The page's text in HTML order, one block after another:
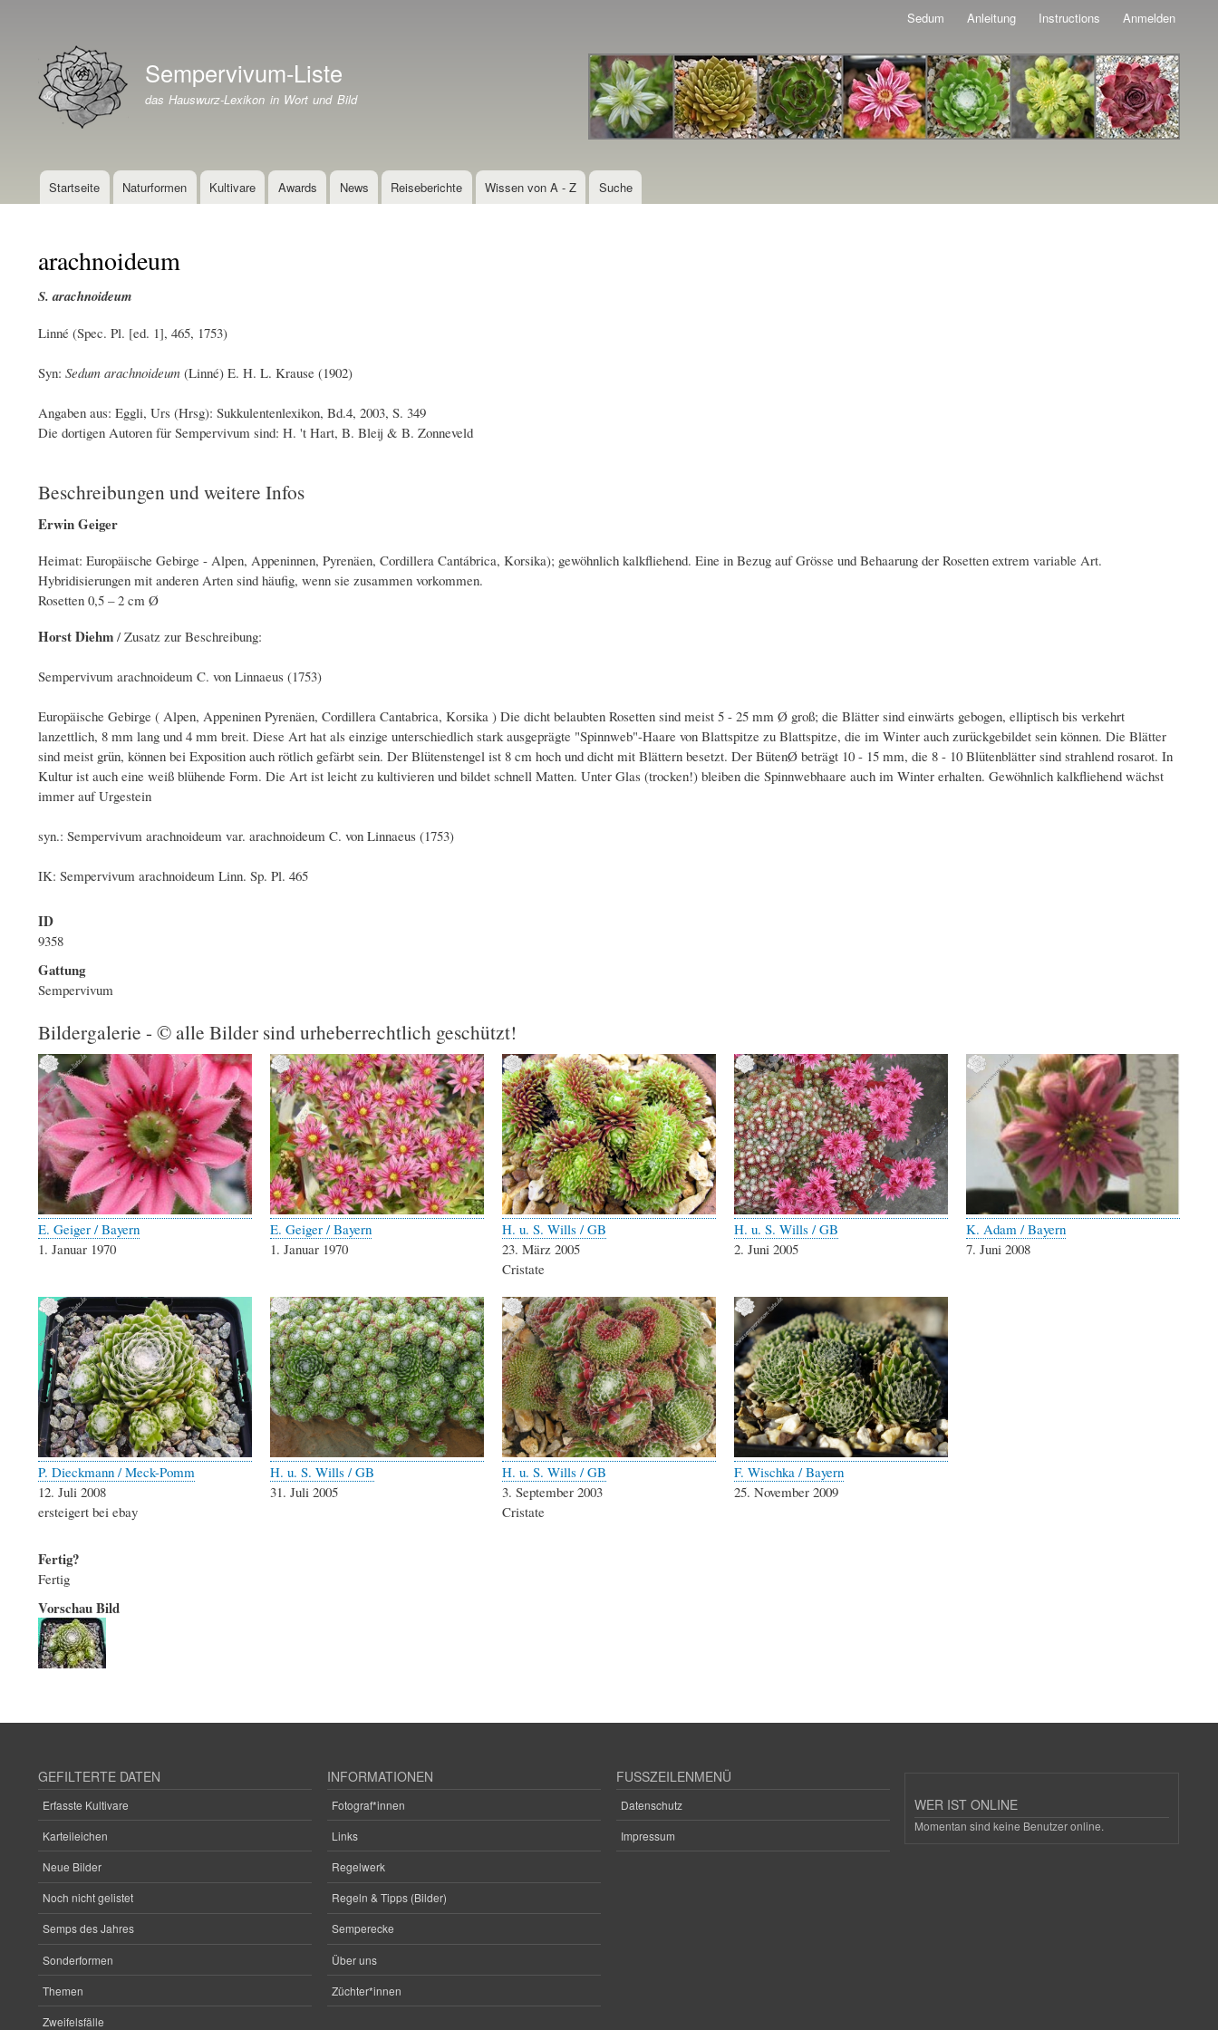
Inhalt
Sedum Anleitung Instructions Anmelden
Branding der WebsiteSempervivum-Liste
das Hauswurz-Lexikon in Wort und Bild
Hauptnavigation
Startseite Naturformen Kultivare Awards News Reiseberichte Wissen von A - Z Suche
arachnoideum
S. arachnoideum
Linné (Spec. Pl. [ed. 1], 465, 1753)
Syn: Sedum arachnoideum (Linné) E. H. L. Krause (1902)
Angaben aus: Eggli, Urs (Hrsg): Sukkulentenlexikon, Bd.4, 2003, S. 349
Die dortigen Autoren für Sempervivum sind: H. 't Hart, B. Bleij & B. Zonneveld
Beschreibungen und weitere Infos
Erwin Geiger
Heimat: Europäische Gebirge - Alpen, Appeninnen, Pyrenäen, Cordillera Cantábrica, Korsika); gewöhnlich kalkfliehend. Eine in Bezug auf Grösse und Behaarung der Rosetten extrem variable Art.
Hybridisierungen mit anderen Arten sind häufig, wenn sie zusammen vorkommen.
Rosetten 0,5 – 2 cm Ø
Horst Diehm / Zusatz zur Beschreibung:
Sempervivum arachnoideum C. von Linnaeus (1753)
Europäische Gebirge ( Alpen, Appeninen Pyrenäen, Cordillera Cantabrica, Korsika ) Die dicht belaubten Rosetten sind meist 5 - 25 mm Ø groß; die Blätter sind einwärts gebogen, elliptisch bis verkehrt
lanzettlich, 8 mm lang und 4 mm breit. Diese Art hat als einzige unterschiedlich stark ausgeprägte "Spinnweb"-Haare von Blattspitze zu Blattspitze, die im Winter auch zurückgebildet sein können. Die Blätter
sind meist grün, können bei Exposition auch rötlich gefärbt sein. Der Blütenstengel ist 8 cm hoch und dicht mit Blättern besetzt. Der BütenØ beträgt 10 - 15 mm, die 8 - 10 Blütenblätter sind strahlend rosarot. In
Kultur ist auch eine weiß blühende Form. Die Art ist leicht zu kultivieren und bildet schnell Matten. Unter Glas (trocken!) bleiben die Spinnwebhaare auch im Winter erhalten. Gewöhnlich kalkfliehend wächst
immer auf Urgestein
syn.: Sempervivum arachnoideum var. arachnoideum C. von Linnaeus (1753)
IK: Sempervivum arachnoideum Linn. Sp. Pl. 465
ID
9358
Gattung
Sempervivum
Bildergalerie - © alle Bilder sind urheberrechtlich geschützt!
E. Geiger / Bayern
1. Januar 1970
E. Geiger / Bayern
1. Januar 1970
H. u. S. Wills / GB
23. März 2005
Cristate
H. u. S. Wills / GB
2. Juni 2005
K. Adam / Bayern
7. Juni 2008
P. Dieckmann / Meck-Pomm
12. Juli 2008
ersteigert bei ebay
H. u. S. Wills / GB
31. Juli 2005
H. u. S. Wills / GB
3. September 2003
Cristate
F. Wischka / Bayern
25. November 2009
Fertig?
Fertig
Vorschau Bild
GEFILTERTE DATEN
Erfasste Kultivare
Karteileichen
Neue Bilder
Noch nicht gelistet
Semps des Jahres
Sonderformen
Themen
Zweifelsfälle
INFORMATIONEN
Fotograf*innen
Links
Regelwerk
Regeln & Tipps (Bilder)
Semperecke
Über uns
Züchter*innen
FUSSZEILENMENÜ
Datenschutz
Impressum
WER IST ONLINE
Momentan sind keine Benutzer online.